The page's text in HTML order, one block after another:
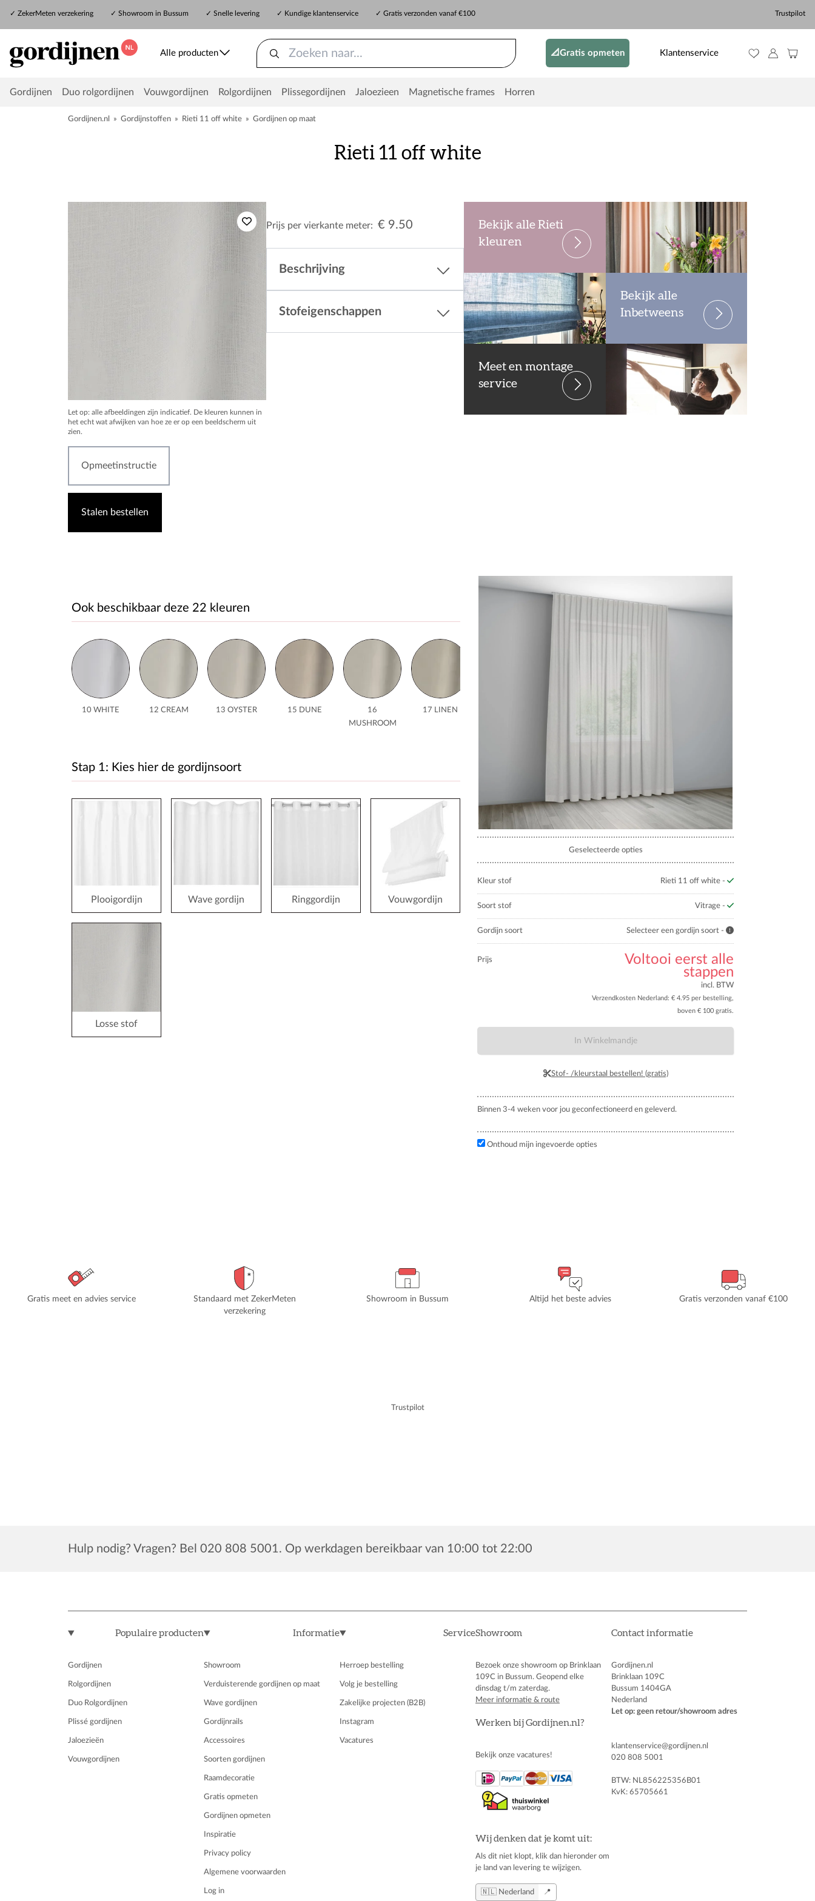
✓ ZekerMeten verzekering ✓ Showroom in Bussum ✓ Snelle levering ✓ Kundige klantenservice ✓ Gratis verzonden vanaf €100 Trustpilot
Alle producten 📐Gratis opmeten Klantenservice
Gordijnen Duo rolgordijnen Vouwgordijnen Rolgordijnen Plissegordijnen Jaloezieen Magnetische frames Horren
Gordijnen.nl » Gordijnstoffen » Rieti 11 off white » Gordijnen op maat
Rieti 11 off white
Let op: alle afbeeldingen zijn indicatief. De kleuren kunnen in
het echt wat afwijken van hoe ze er op een beeldscherm uit
zien.
Opmeetinstructie
Stalen bestellen
Prijs per vierkante meter: € 9.50
Beschrijving
Stofeigenschappen
Bekijk alle Rieti
kleuren
Bekijk alle
Inbetweens
Meet en montage
service
Ook beschikbaar deze 22 kleuren
10 WHITE 12 CREAM 13 OYSTER 15 DUNE
16
MUSHROOM
17 LINEN
Stap 1: Kies hier de gordijnsoort
Plooigordijn Wave gordijn Ringgordijn Vouwgordijn
Losse stof
Geselecteerde opties
Kleur stof Rieti 11 off white -
Soort stof Vitrage -
Gordijn soort Selecteer een gordijn soort -
Prijs
Voltooi eerst alle
stappen
incl. BTW
Verzendkosten Nederland: € 4.95 per bestelling,
boven € 100 gratis.
In Winkelmandje
Stof- /kleurstaal bestellen! (gratis)
Binnen 3-4 weken voor jou geconfectioneerd en geleverd.
Onthoud mijn ingevoerde opties
Gratis meet en advies service
Standaard met ZekerMeten
verzekering
Showroom in Bussum Altijd het beste advies Gratis verzonden vanaf €100
Trustpilot
Hulp nodig? Vragen? Bel 020 808 5001. Op werkdagen bereikbaar van 10:00 tot 22:00
Showroom
Bezoek onze showroom op Brinklaan
109C in Bussum. Geopend elke
dinsdag t/m zaterdag.
Meer informatie & route
Werken bij Gordijnen.nl?
Bekijk onze vacatures!
Wij denken dat je komt uit:
Als dit niet klopt, klik dan hieronder om
je land van levering te wijzigen.
🇳🇱 Nederland 📍
Contact informatie
Gordijnen.nl
Brinklaan 109C
Bussum 1404GA
Nederland
Let op: geen retour/showroom adres
klantenservice@gordijnen.nl
020 808 5001
BTW: NL856225356B01
KvK: 65705661
Populaire producten
Gordijnen
Rolgordijnen
Duo Rolgordijnen
Plissé gordijnen
Jaloezieën
Vouwgordijnen
Informatie
Showroom
Verduisterende gordijnen op maat
Wave gordijnen
Gordijnrails
Accessoires
Soorten gordijnen
Raamdecoratie
Gratis opmeten
Gordijnen opmeten
Inspiratie
Privacy policy
Algemene voorwaarden
Log in
Service
Herroep bestelling
Volg je bestelling
Zakelijke projecten (B2B)
Instagram
Vacatures